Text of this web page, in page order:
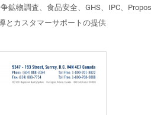
鉱物調査、食品安全、GHS、IPC、
とカスタマーサポートの提供